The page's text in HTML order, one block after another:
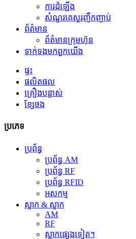
ការដំឡើង
សំណួរគេសួរញឹកញាប់
ព័ត៌មាន
ព័ត៌មានក្រុមហ៊ុន
ទាក់ទង​មក​ពួក​យើង
ផ្ទះ
ផលិតផល
គ្រឿងបន្លាស់
ខ្សែចង
ប្រភេទ
ប្រព័ន្ធ
ប្រព័ន្ធ AM
ប្រព័ន្ធ RF
ប្រព័ន្ធ RFID
អសកម្ម
ស្លាក & ស្លាក
AM
RF
ស្លាកផ្សេងទៀត។